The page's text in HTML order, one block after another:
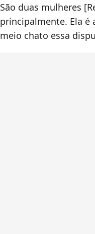
São duas mulheres
principalmente. Ela é
meio chato essa